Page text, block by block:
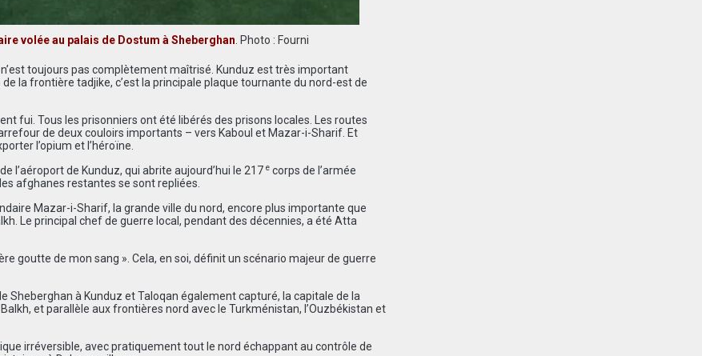
volée au palais de Dostum à Sheberghan. Photo : Fourni
toujours pas complètement maîtrisé. Kunduz est très important
la frontière tadjike, c’est la principale plaque tournante du nord-est de
fui. Tous les prisonniers ont été libérés des prisons locales. Les routes
de deux couloirs importants – vers Kaboul et Mazar-i-Sharif. Et
l’opium et l’héroïne.
l’aéroport de Kunduz, qui abrite aujourd’hui le 217 e corps de l’armée
afghanes restantes se sont repliées.
Mazar-i-Sharif, la grande ville du nord, encore plus importante que
Le principal chef de guerre local, pendant des décennies, a été Atta
goutte de mon sang ». Cela, en soi, définit un scénario majeur de guerre
Sheberghan à Kunduz et Taloqan également capturé, la capitale de la
et parallèle aux frontières nord avec le Turkménistan, l’Ouzbékistan et
irréversible, avec pratiquement tout le nord échappant au contrôle de